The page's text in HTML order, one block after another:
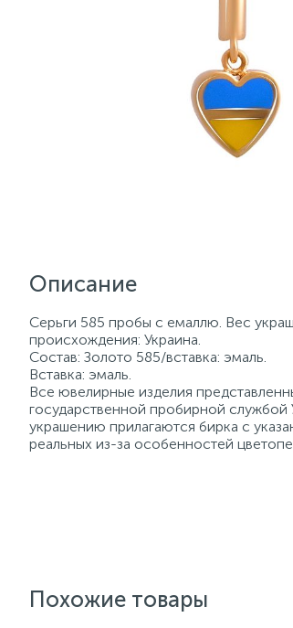
Описание
Серьги 585 пробы с емаллю. Вес
происхождения: Украина.
Состав: Золото 585/вставка: эмаль.
Вставка: эмаль.
Все ювелирные изделия
государственной пробирной
украшению прилагаются бирка с
реальных из-за особенностей
Похожие товары